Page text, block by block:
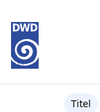
Titel